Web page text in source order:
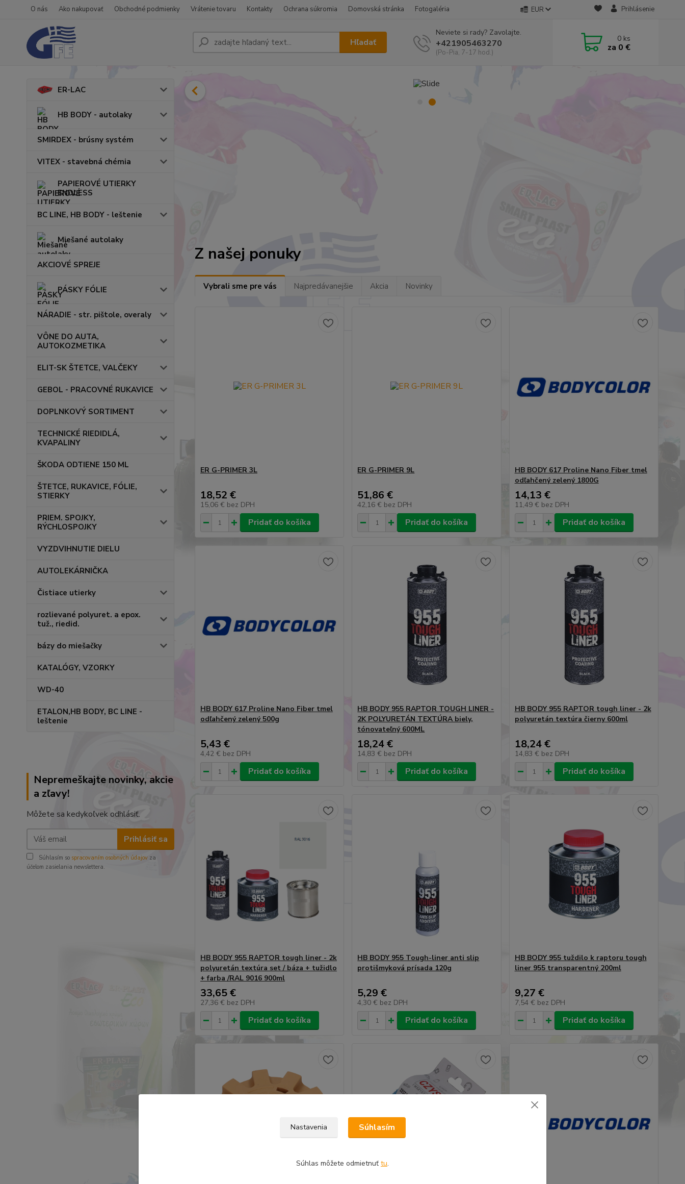
O nás Ako nakupovať Obchodné podmienky Vrátenie tovaru Kontakty Ochrana súkromia Domovská stránka Fotogaléria EUR Prihlásenie
Hľadať
Neviete si rady? Zavolajte.
+421905463270
(Po-Pia, 7-17 hod.)
0 ks
za 0 €
ER-LAC
HB BODY - autolaky
SMIRDEX - brúsny systém
VITEX - stavebná chémia
PAPIEROVÉ UTIERKY
ENDLESS
BC LINE, HB BODY - leštenie
Miešané autolaky
AKCIOVÉ SPREJE
PÁSKY FÓLIE
NÁRADIE - str. pištole, overaly
VÔNE DO AUTA,
AUTOKOZMETIKA
ELIT-SK ŠTETCE, VALČEKY
GEBOL - PRACOVNÉ RUKAVICE
DOPLNKOVÝ SORTIMENT
TECHNICKÉ RIEDIDLÁ,
KVAPALINY
ŠKODA ODTIENE 150 ML
ŠTETCE, RUKAVICE, FÓLIE,
STIERKY
PRIEM. SPOJKY,
RÝCHLOSPOJKY
VYZDVIHNUTIE DIELU
AUTOLEKÁRNIČKA
Čistiace utierky
rozlievané polyuret. a epox.
tuž., riedid.
bázy do miešačky
KATALÓGY, VZORKY
WD-40
ETALON,HB BODY, BC LINE -
leštenie
Nepremeškajte novinky, akcie
a zľavy!
Môžete sa kedykoľvek odhlásiť.
Prihlásiť sa
Súhlasím so spracovaním osobných údajov za
účelom zasielania newslettera.
Z našej ponuky
Vybrali sme pre vás Najpredávanejšie Akcia Novinky
ER G-PRIMER 3L
18,52 €
15,06 € bez DPH
Pridať do košíka
ER G-PRIMER 9L
51,86 €
42,16 € bez DPH
Pridať do košíka
HB BODY 617 Proline Nano Fiber tmel
odľahčený zelený 1800G
14,13 €
11,49 € bez DPH
Pridať do košíka
HB BODY 617 Proline Nano Fiber tmel
odľahčený zelený 500g
5,43 €
4,42 € bez DPH
Pridať do košíka
HB BODY 955 RAPTOR TOUGH LINER -
2K POLYURETÁN TEXTÚRA biely,
tónovateľný 600ML
18,24 €
14,83 € bez DPH
Pridať do košíka
HB BODY 955 RAPTOR tough liner - 2k
polyuretán textúra čierny 600ml
18,24 €
14,83 € bez DPH
Pridať do košíka
HB BODY 955 RAPTOR tough liner - 2k
polyuretán textúra set / báza + tužidlo
+ farba /RAL 9016 900ml
33,65 €
27,36 € bez DPH
Pridať do košíka
HB BODY 955 Tough-liner anti slip
protišmyková prísada 120g
5,29 €
4,30 € bez DPH
Pridať do košíka
HB BODY 955 tuždilo k raptoru tough
liner 955 transparentný 200ml
9,27 €
7,54 € bez DPH
Pridať do košíka
Nastavenia Súhlasím
Súhlas môžete odmietnuť tu.